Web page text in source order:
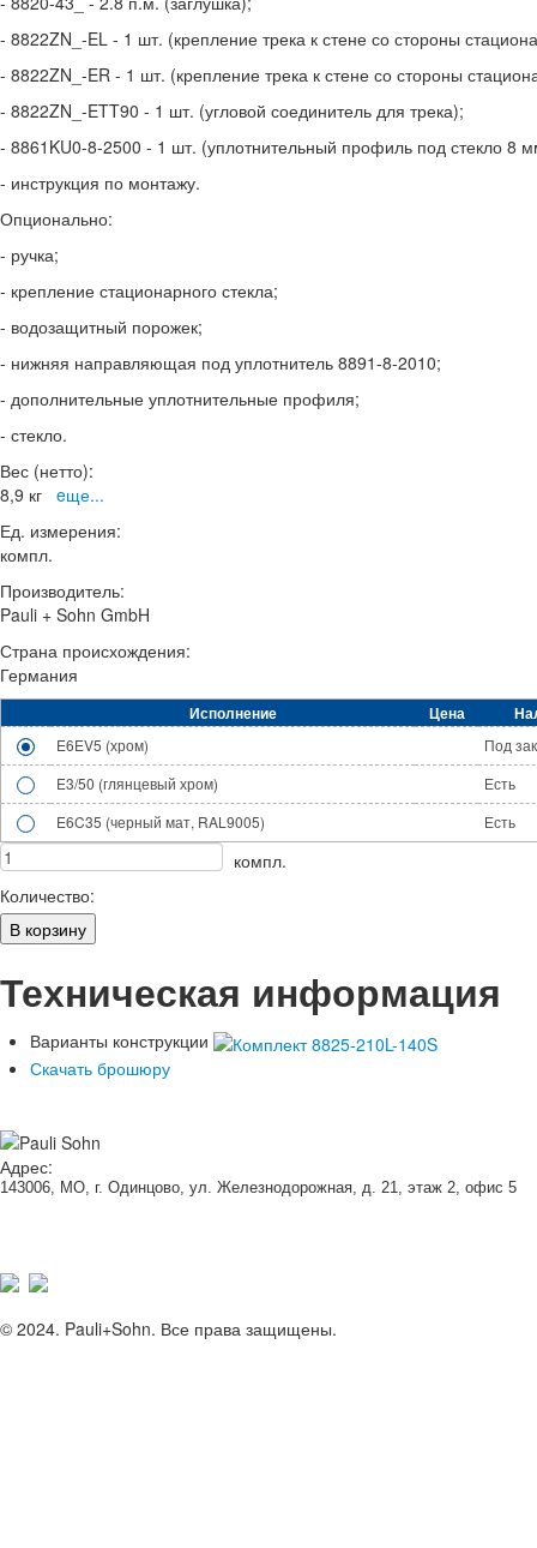
- 8822ZN_-EL - 1 шт. (крепление трека к стене со стороны
- 8822ZN_-ER - 1 шт. (крепление трека к стене со стороны
- 8822ZN_-ETT90 - 1 шт. (угловой соединитель для трека);
- 8861KU0-8-2500 - 1 шт. (уплотнительный профиль под стекло 8
- инструкция по монтажу.
Опционально:
- ручка;
- крепление стационарного стекла;
- водозащитный порожек;
- нижняя направляющая под уплотнитель 8891-8-2010;
- дополнительные уплотнительные профиля;
- стекло.
Вес (нетто):
8,9 кг eще...
Ед. измерения:
компл.
Производитель:
Pauli + Sohn GmbH
Страна происхождения:
Германия
Исполнение Цена
E6EV5 (хром)
Под
E3/50 (глянцевый хром)
Есть
E6C35 (черный мат, RAL9005)
Есть
компл.
Количество:
Техническая информация
Варианты конструкции
Скачать брошюру
Адрес:
143006, МО, г. Одинцово, ул. Железнодорожная, д. 21, этаж 2, офис 5
© 2024. Pauli+Sohn. Все права защищены.